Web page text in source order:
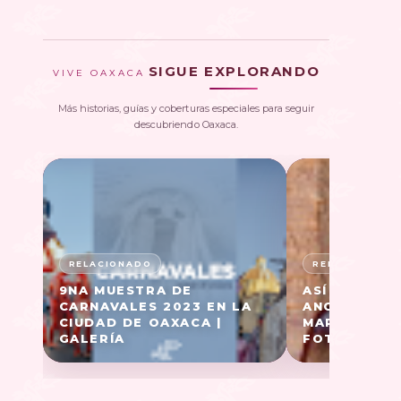
VIVE OAXACA SIGUE EXPLORANDO
Más historias, guías y coberturas especiales para seguir
descubriendo Oaxaca.
9NA MUESTRA DE
CARNAVALES 2023 EN LA
CIUDAD DE OAXACA |
GALERÍA
ASÍ FUE EL
ANCESTRAL
MARTÍN